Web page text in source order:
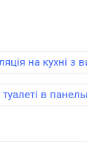
на кухні з
туалеті в